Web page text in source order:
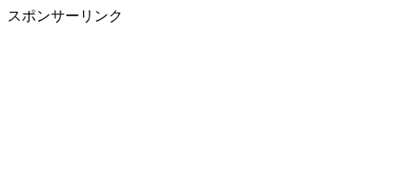
スポンサーリンク